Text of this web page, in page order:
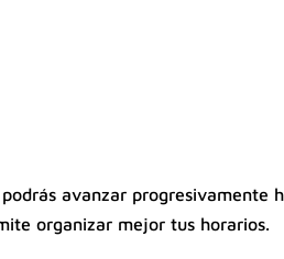
avanzar progresivamente
organizar mejor tus horarios.